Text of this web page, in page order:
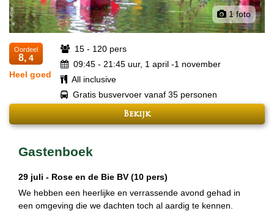
1 foto
Oordeel
8, 4
Heel goed
15 - 120 pers
09:45 - 21:45 uur, 1 april -1 november
All inclusive
Gratis busvervoer vanaf 35 personen
Bekijk
Gastenboek
29 juli - Rose en de Bie BV (10 pers)
We hebben een heerlijke en verrassende avond gehad in
een omgeving die we dachten toch al aardig te kennen.